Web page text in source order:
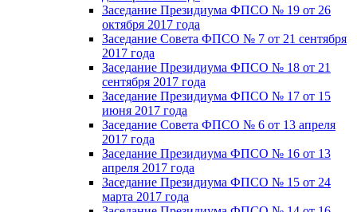
Заседание Президиума ФПСО № 19 от 26
октября 2017 года
Заседание Совета ФПСО № 7 от 21 сентября
2017 года
Заседание Президиума ФПСО № 18 от 21
сентября 2017 года
Заседание Президиума ФПСО № 17 от 15
июня 2017 года
Заседание Совета ФПСО № 6 от 13 апреля
2017 года
Заседание Президиума ФПСО № 16 от 13
апреля 2017 года
Заседание Президиума ФПСО № 15 от 24
марта 2017 года